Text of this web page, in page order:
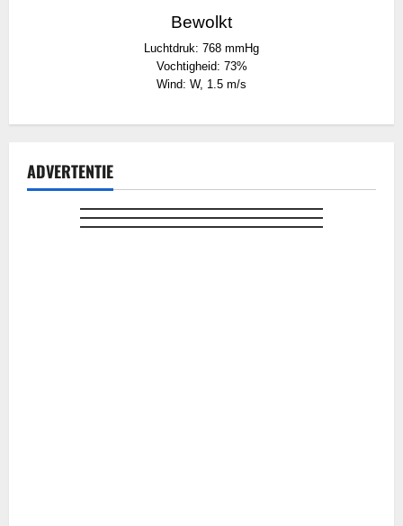
Bewolkt
Luchtdruk: 768 mmHg
Vochtigheid: 73%
Wind: W, 1.5 m/s
ADVERTENTIE